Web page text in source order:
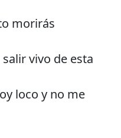
morirás
vivo de esta
loco y no me